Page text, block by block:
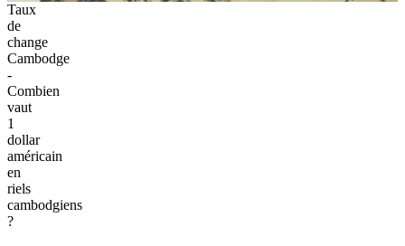
Taux
de
change
Cambodge
-
Combien
vaut
1
dollar
américain
en
riels
cambodgiens
?